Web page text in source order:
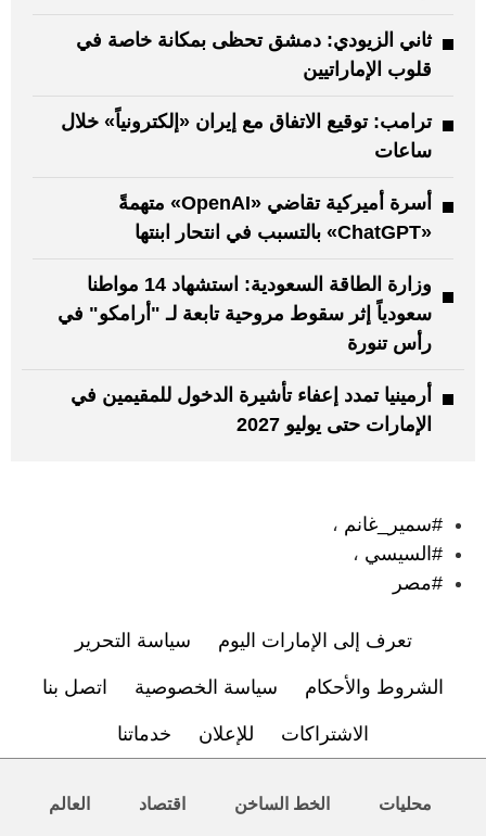
ثاني الزيودي: دمشق تحظى بمكانة خاصة في
قلوب الإماراتيين
ترامب: توقيع الاتفاق مع إيران «إلكترونياً» خلال
ساعات
أسرة أميركية تقاضي «OpenAI» متهمةً
«ChatGPT» بالتسبب في انتحار ابنتها
وزارة الطاقة السعودية: استشهاد 14 مواطنا
سعودياً إثر سقوط مروحية تابعة لـ "أرامكو" في
رأس تنورة
أرمينيا تمدد إعفاء تأشيرة الدخول للمقيمين في
الإمارات حتى يوليو 2027
#سمير_غانم ،
#السيسي ،
#مصر
تعرف إلى الإمارات اليوم سياسة التحرير
الشروط والأحكام سياسة الخصوصية اتصل بنا
الاشتراكات للإعلان خدماتنا
محليات الخط الساخن اقتصاد العالم